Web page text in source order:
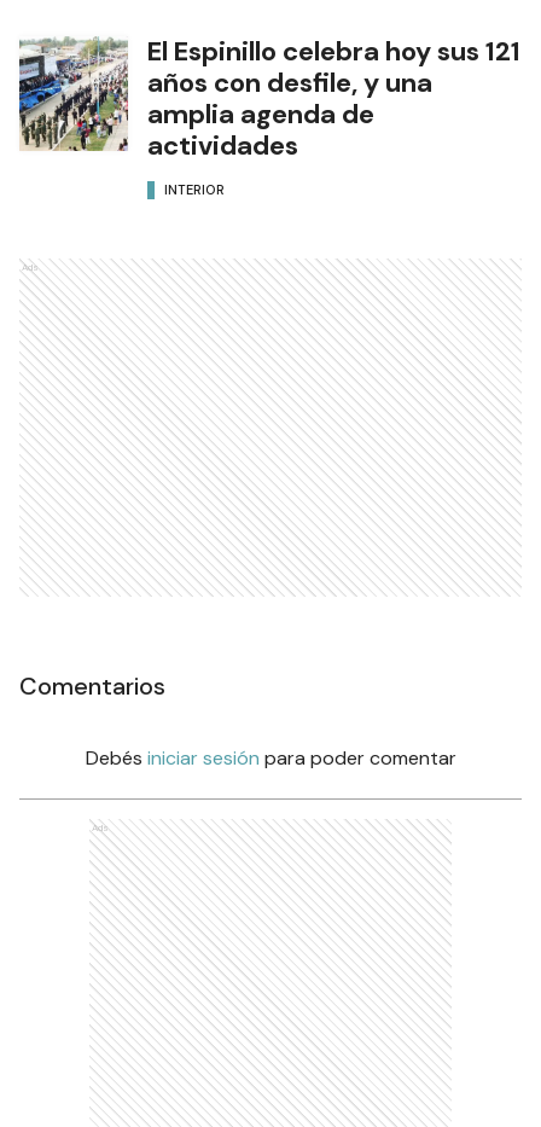
El Espinillo celebra hoy sus 121
años con desfile, y una
amplia agenda de
actividades
INTERIOR
Ads
Comentarios
Debés iniciar sesión para poder comentar
Ads